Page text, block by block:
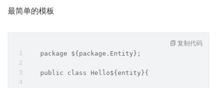
最简单的模板
   package ${package.Entity};
   public class Hello${entity}{
复制代码